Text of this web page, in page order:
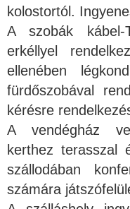
kolostortól.
A szobák
erkéllyel
ellenében
fürdőszobával
kérésre
A vendégház
kerthez terasszal
szállodában
számára